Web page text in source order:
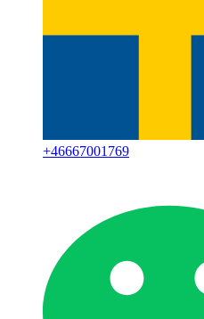
+46667001769